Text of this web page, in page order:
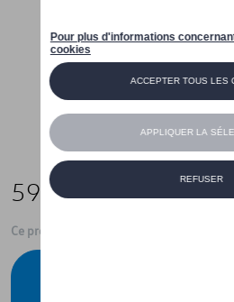
59,00 €
Ce produit n'est actuellement pas de stock